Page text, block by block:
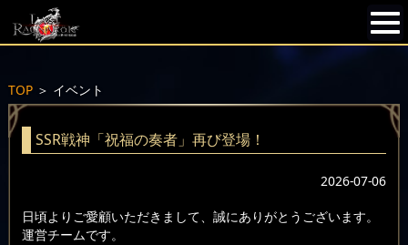
TOP＞ イベント
SSR戦神「祝福の奏者」再び登場！
2026-07-06
日頃よりご愛顧いただきまして、誠にありがとうございます。
運営チームです。